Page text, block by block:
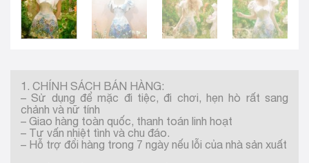
1. CHÍNH SÁCH BÁN HÀNG:
– Sử dụng để mặc đi tiệc, đi chơi, hẹn hò rất sang
chảnh và nữ tính
– Giao hàng toàn quốc, thanh toán linh hoạt
– Tư vấn nhiệt tình và chu đáo.
– Hỗ trợ đổi hàng trong 7 ngày nếu lỗi của nhà sản xuất